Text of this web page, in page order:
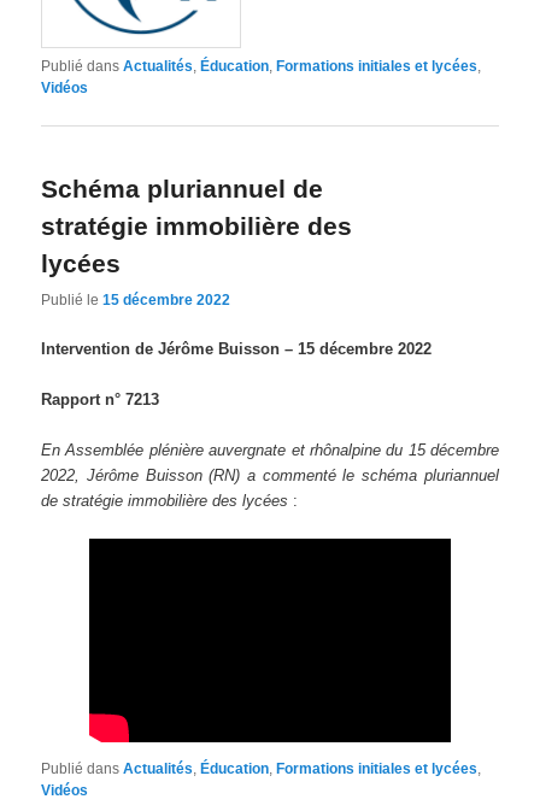
Publié dans Actualités, Éducation, Formations initiales et lycées,
Vidéos
Schéma pluriannuel de
stratégie immobilière des
lycées
Publié le15 décembre 2022
Intervention de Jérôme Buisson – 15 décembre 2022
Rapport n° 7213
En Assemblée plénière auvergnate et rhônalpine du 15 décembre
2022, Jérôme Buisson (RN) a commenté le schéma pluriannuel
de stratégie immobilière des lycées :
Publié dans Actualités, Éducation, Formations initiales et lycées,
Vidéos